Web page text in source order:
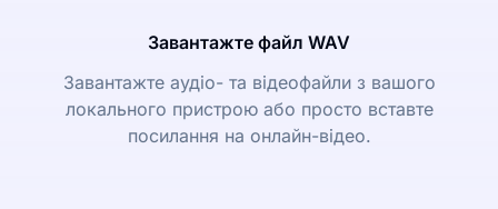
Завантажте файл WAV
Завантажте аудіо- та відеофайли з вашого
локального пристрою або просто вставте
посилання на онлайн-відео.